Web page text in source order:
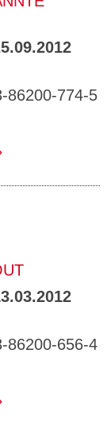
86200-774-5
86200-656-4